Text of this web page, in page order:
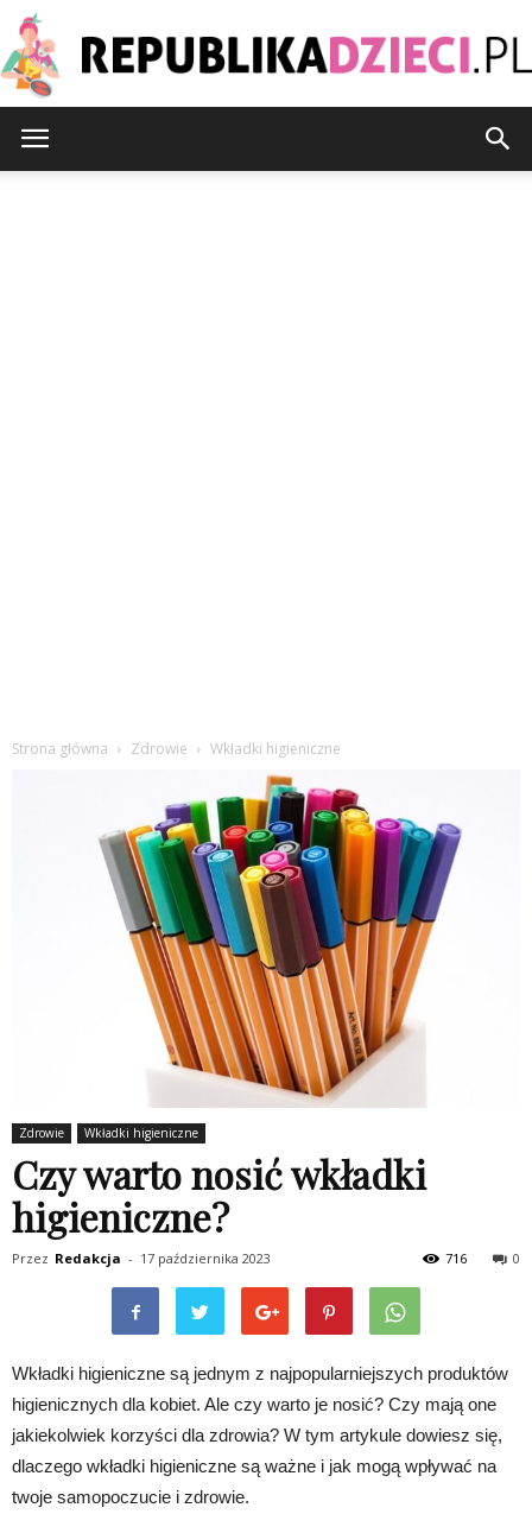
Strona główna Zdrowie Wkładki higieniczne
Zdrowie Wkładki higieniczne
Czy warto nosić wkładki
higieniczne?
Przez Redakcja - 17 października 2023 0
716
Wkładki higieniczne są jednym z najpopularniejszych produktów
higienicznych dla kobiet. Ale czy warto je nosić? Czy mają one
jakiekolwiek korzyści dla zdrowia? W tym artykule dowiesz się,
dlaczego wkładki higieniczne są ważne i jak mogą wpływać na
twoje samopoczucie i zdrowie.